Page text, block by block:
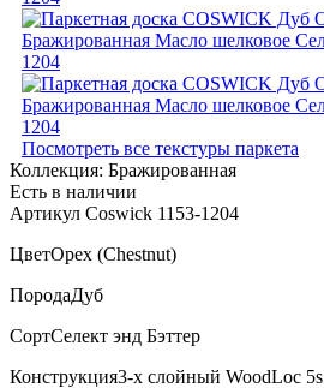
Посмотреть все текстуры паркета
Коллекция: Бражированная
Есть в наличии
Артикул Coswick 1153-1204
ЦветОрех (Chestnut)
ПородаДуб
СортСелект энд Бэттер
Конструкция3-х слойный WoodLoc 5s